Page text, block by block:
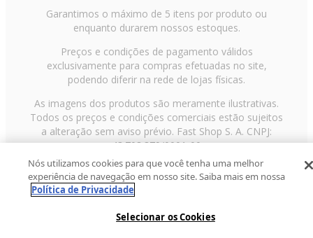
Garantimos o máximo de 5 itens por produto ou
enquanto durarem nossos estoques.
Preços e condições de pagamento válidos
exclusivamente para compras efetuadas no site,
podendo diferir na rede de lojas físicas.
As imagens dos produtos são meramente ilustrativas.
Todos os preços e condições comerciais estão sujeitos
a alteração sem aviso prévio. Fast Shop S. A. CNPJ:
43.708.379/0001-00
Avenida Zaki Narchi, nº 1650, sobreloja, Carandiru, São
Paulo/SP, CEP 02029-001, Telefone: 11 3003-3728 ©
2013 Fast Shop - Todos os direitos reservados
Nós utilizamos cookies para que você tenha uma melhor
experiência de navegação em nosso site. Saiba mais em nossa
Política de Privacidade
Selecionar os Cookies